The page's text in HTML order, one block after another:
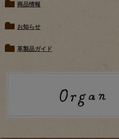
商品情報
お知らせ
革製品ガイド